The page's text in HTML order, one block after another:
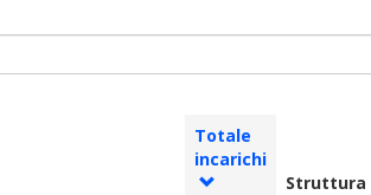
Totale
incarichi
Struttura